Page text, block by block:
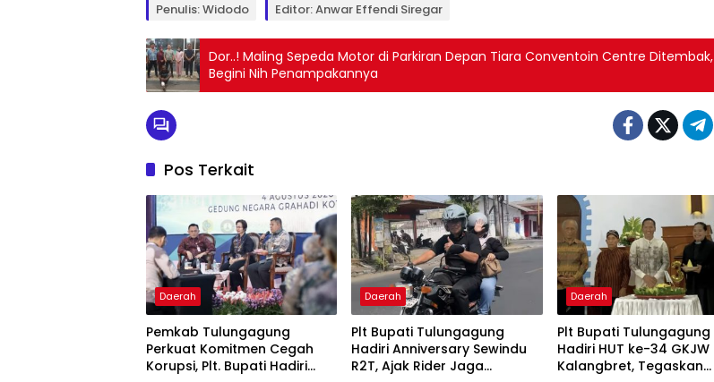
Penulis: Widodo Editor: Anwar Effendi Siregar
Dor..! Maling Sepeda Motor di Parkiran Depan Tiara Conventoin Centre Ditembak,
Begini Nih Penampakannya
Pos Terkait
Daerah
Pemkab Tulungagung
Perkuat Komitmen Cegah
Korupsi, Plt. Bupati Hadiri
Daerah
Plt Bupati Tulungagung
Hadiri Anniversary Sewindu
R2T, Ajak Rider Jaga
Daerah
Plt Bupati Tulungagung
Hadiri HUT ke-34 GKJW
Kalangbret, Tegaskan